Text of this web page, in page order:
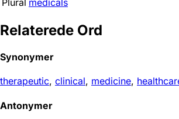
Plural medicals
Relaterede Ord
Synonymer
therapeutic, clinical, medicine,
Antonymer